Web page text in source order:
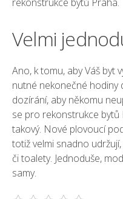
Velmi
Ano, k tomu, aby Váš byt
nutné nekonečné hodiny
dozírání, aby někomu
se pro rekonstrukce bytů
takový. Nové plovoucí
totiž velmi snadno
či toalety. Jednoduše,
samy.